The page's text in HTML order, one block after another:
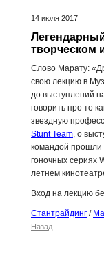
14 июля 2017
творческом
Слово Марату:
свою лекцию в
до выступлений
говорить про то
звездную
Stunt Team, о
командой прошли
гоночных сериях
летнем
Вход на лекцию
Стантрайдинг /
Назад